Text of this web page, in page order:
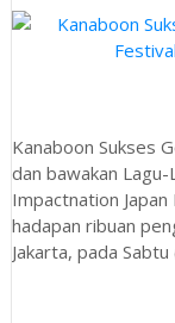
Kanaboon Sukses
dan bawakan
Impactnation Japan
hadapan ribuan
Jakarta, pada